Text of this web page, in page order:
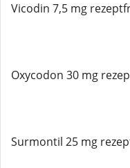
Vicodin 7,5 mg
Oxycodon 30 mg
Surmontil 25 mg